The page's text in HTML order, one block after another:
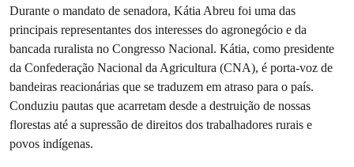
Durante o mandato de senadora, Kátia Abreu foi uma das
principais representantes dos interesses do agronegócio e da
bancada ruralista no Congresso Nacional. Kátia, como presidente
da Confederação Nacional da Agricultura (CNA), é porta-voz de
bandeiras reacionárias que se traduzem em atraso para o país.
Conduziu pautas que acarretam desde a destruição de nossas
florestas até a supressão de direitos dos trabalhadores rurais e
povos indígenas.